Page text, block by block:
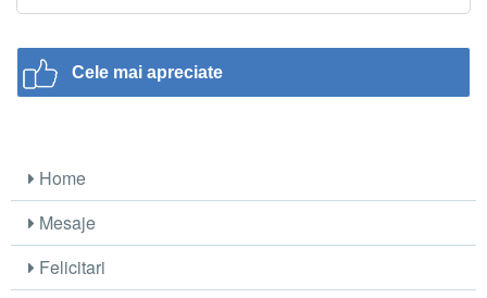
Cele mai apreciate
Home
Mesaje
Felicitari